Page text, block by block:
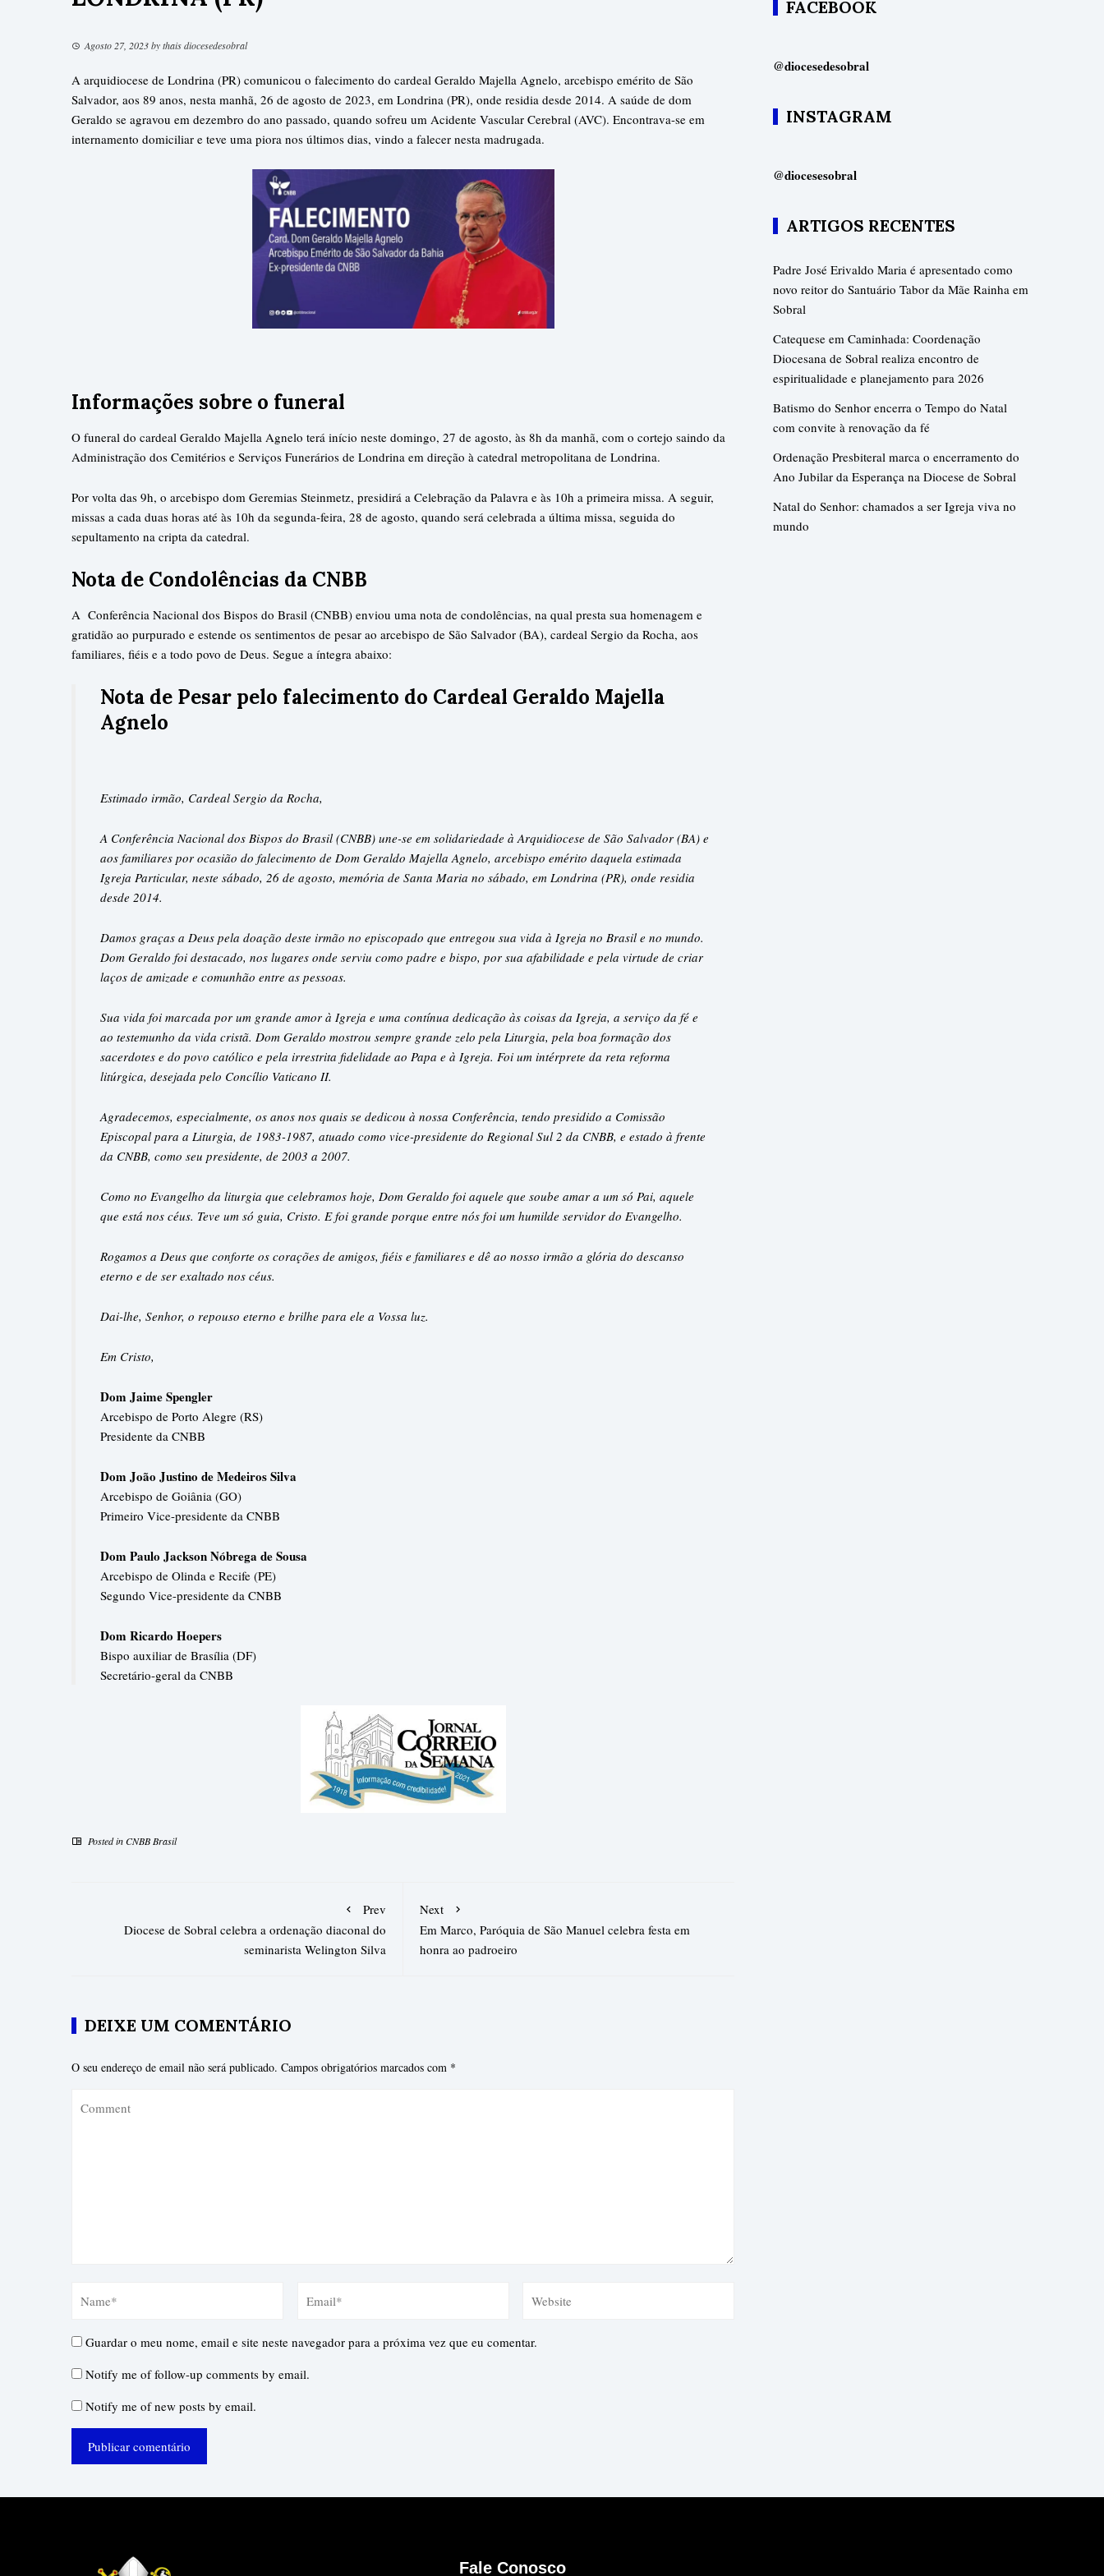
Agosto 27, 2023bythais diocesedesobral
A arquidiocese de Londrina (PR) comunicou o falecimento do cardeal Geraldo Majella Agnelo, arcebispo emérito de São
Salvador, aos 89 anos, nesta manhã, 26 de agosto de 2023, em Londrina (PR), onde residia desde 2014. A saúde de dom
Geraldo se agravou em dezembro do ano passado, quando sofreu um Acidente Vascular Cerebral (AVC). Encontrava-se em
internamento domiciliar e teve uma piora nos últimos dias, vindo a falecer nesta madrugada.
Informações sobre o funeral
O funeral do cardeal Geraldo Majella Agnelo terá início neste domingo, 27 de agosto, às 8h da manhã, com o cortejo saindo da
Administração dos Cemitérios e Serviços Funerários de Londrina em direção à catedral metropolitana de Londrina.
Por volta das 9h, o arcebispo dom Geremias Steinmetz, presidirá a Celebração da Palavra e às 10h a primeira missa. A seguir,
missas a cada duas horas até às 10h da segunda-feira, 28 de agosto, quando será celebrada a última missa, seguida do
sepultamento na cripta da catedral.
Nota de Condolências da CNBB
A Conferência Nacional dos Bispos do Brasil (CNBB) enviou uma nota de condolências, na qual presta sua homenagem e
gratidão ao purpurado e estende os sentimentos de pesar ao arcebispo de São Salvador (BA), cardeal Sergio da Rocha, aos
familiares, fiéis e a todo povo de Deus. Segue a íntegra abaixo:
Nota de Pesar pelo falecimento do Cardeal Geraldo Majella
Agnelo
Estimado irmão, Cardeal Sergio da Rocha,
A Conferência Nacional dos Bispos do Brasil (CNBB) une-se em solidariedade à Arquidiocese de São Salvador (BA) e
aos familiares por ocasião do falecimento de Dom Geraldo Majella Agnelo, arcebispo emérito daquela estimada
Igreja Particular, neste sábado, 26 de agosto, memória de Santa Maria no sábado, em Londrina (PR), onde residia
desde 2014.
Damos graças a Deus pela doação deste irmão no episcopado que entregou sua vida à Igreja no Brasil e no mundo.
Dom Geraldo foi destacado, nos lugares onde serviu como padre e bispo, por sua afabilidade e pela virtude de criar
laços de amizade e comunhão entre as pessoas.
Sua vida foi marcada por um grande amor à Igreja e uma contínua dedicação às coisas da Igreja, a serviço da fé e
ao testemunho da vida cristã. Dom Geraldo mostrou sempre grande zelo pela Liturgia, pela boa formação dos
sacerdotes e do povo católico e pela irrestrita fidelidade ao Papa e à Igreja. Foi um intérprete da reta reforma
litúrgica, desejada pelo Concílio Vaticano II.
Agradecemos, especialmente, os anos nos quais se dedicou à nossa Conferência, tendo presidido a Comissão
Episcopal para a Liturgia, de 1983-1987, atuado como vice-presidente do Regional Sul 2 da CNBB, e estado à frente
da CNBB, como seu presidente, de 2003 a 2007.
Como no Evangelho da liturgia que celebramos hoje, Dom Geraldo foi aquele que soube amar a um só Pai, aquele
que está nos céus. Teve um só guia, Cristo. E foi grande porque entre nós foi um humilde servidor do Evangelho.
Rogamos a Deus que conforte os corações de amigos, fiéis e familiares e dê ao nosso irmão a glória do descanso
eterno e de ser exaltado nos céus.
Dai-lhe, Senhor, o repouso eterno e brilhe para ele a Vossa luz.
Em Cristo,
Dom Jaime Spengler
Arcebispo de Porto Alegre (RS)
Presidente da CNBB
Dom João Justino de Medeiros Silva
Arcebispo de Goiânia (GO)
Primeiro Vice-presidente da CNBB
Dom Paulo Jackson Nóbrega de Sousa
Arcebispo de Olinda e Recife (PE)
Segundo Vice-presidente da CNBB
Dom Ricardo Hoepers
Bispo auxiliar de Brasília (DF)
Secretário-geral da CNBB
Posted inCNBB Brasil
Prev
Diocese de Sobral celebra a ordenação diaconal do
seminarista Welington Silva
Next
Em Marco, Paróquia de São Manuel celebra festa em
honra ao padroeiro
DEIXE UM COMENTÁRIO
O seu endereço de email não será publicado. Campos obrigatórios marcados com *
Guardar o meu nome, email e site neste navegador para a próxima vez que eu comentar.
Notify me of follow-up comments by email.
Notify me of new posts by email.
FACEBOOK
@diocesedesobral
INSTAGRAM
@diocesesobral
ARTIGOS RECENTES
Padre José Erivaldo Maria é apresentado como
novo reitor do Santuário Tabor da Mãe Rainha em
Sobral
Catequese em Caminhada: Coordenação
Diocesana de Sobral realiza encontro de
espiritualidade e planejamento para 2026
Batismo do Senhor encerra o Tempo do Natal
com convite à renovação da fé
Ordenação Presbiteral marca o encerramento do
Ano Jubilar da Esperança na Diocese de Sobral
Natal do Senhor: chamados a ser Igreja viva no
mundo
Fale Conosco